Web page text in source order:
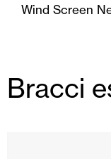
Wind Screen
Bracci